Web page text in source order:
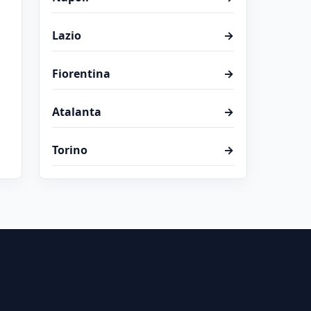
Lazio →
Fiorentina →
Atalanta →
Torino →